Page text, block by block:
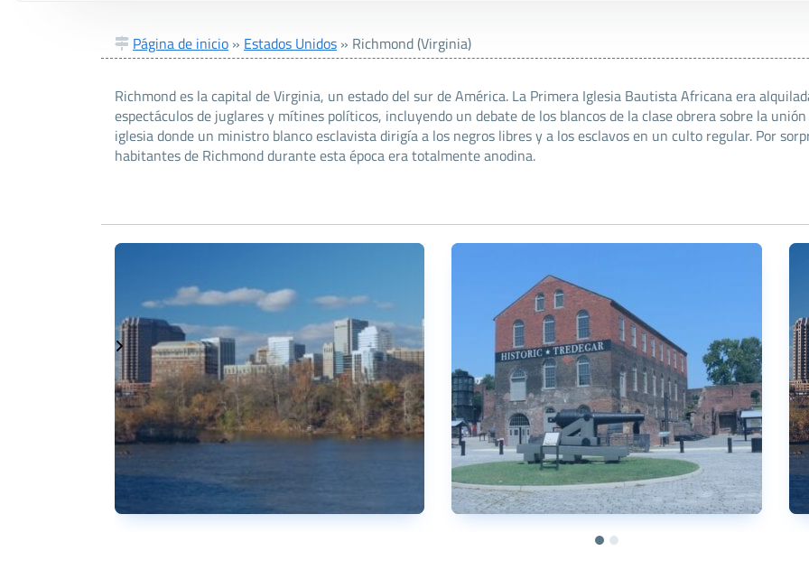
Página de inicio » Estados Unidos » Richmond (Virginia)
Richmond es la capital de Virginia, un estado del sur de América. La Primera Iglesia Bautista Africana era
espectáculos de juglares y mítines políticos, incluyendo un debate de los blancos de la clase obrera sobre la
iglesia donde un ministro blanco esclavista dirigía a los negros libres y a los esclavos en un culto regular. Por
habitantes de Richmond durante esta época era totalmente anodina.